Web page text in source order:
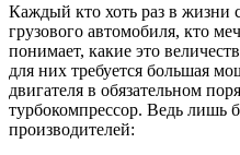
Каждый кто хоть раз в жизни
грузового автомобиля, кто
понимает, какие это
для них требуется большая
двигателя в обязательном
турбокомпрессор. Ведь лишь
производителей: